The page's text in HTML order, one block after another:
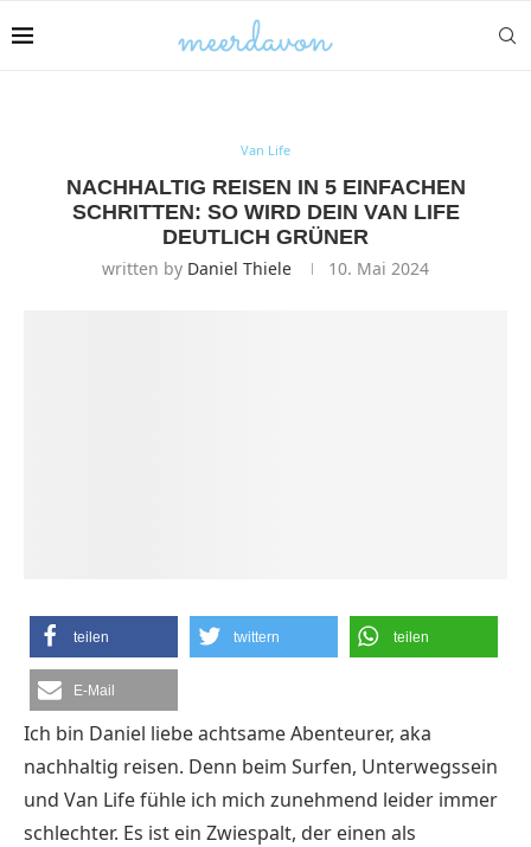
Van Life
NACHHALTIG REISEN IN 5 EINFACHEN
SCHRITTEN: SO WIRD DEIN VAN LIFE
DEUTLICH GRÜNER
written by Daniel Thiele 10. Mai 2024
teilen twittern teilen
E-Mail
Ich bin Daniel liebe achtsame Abenteurer, aka
nachhaltig reisen. Denn beim Surfen, Unterwegssein
und Van Life fühle ich mich zunehmend leider immer
schlechter. Es ist ein Zwiespalt, der einen als